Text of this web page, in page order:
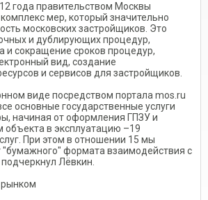
года правительством Москвы
мер, который значительно
московских застройщиков. Это
и дублирующих процедур,
и сокращение сроков процедур,
вид, создание
и сервисов для застройщиков.
виде посредством портала mos.ru
основные государственные услуги
начиная от оформления ГПЗУ и
объекта в эксплуатацию –19
При этом в отношении 15 мы
формата взаимодействия с
Лёвкин.
рынком